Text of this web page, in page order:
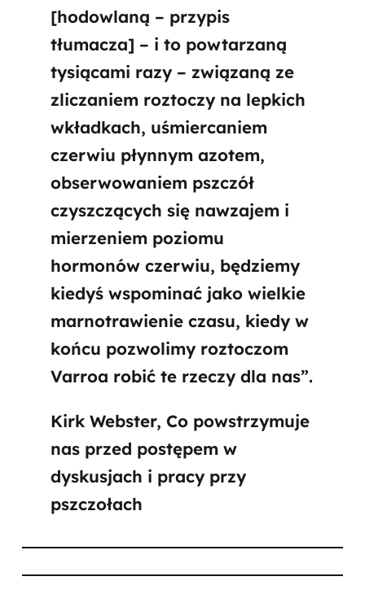
[hodowlaną – przypis
tłumacza] – i to powtarzaną
tysiącami razy – związaną ze
zliczaniem roztoczy na lepkich
wkładkach, uśmiercaniem
czerwiu płynnym azotem,
obserwowaniem pszczół
czyszczących się nawzajem i
mierzeniem poziomu
hormonów czerwiu, będziemy
kiedyś wspominać jako wielkie
marnotrawienie czasu, kiedy w
końcu pozwolimy roztoczom
Varroa robić te rzeczy dla nas”.
Kirk Webster, Co powstrzymuje
nas przed postępem w
dyskusjach i pracy przy
pszczołach